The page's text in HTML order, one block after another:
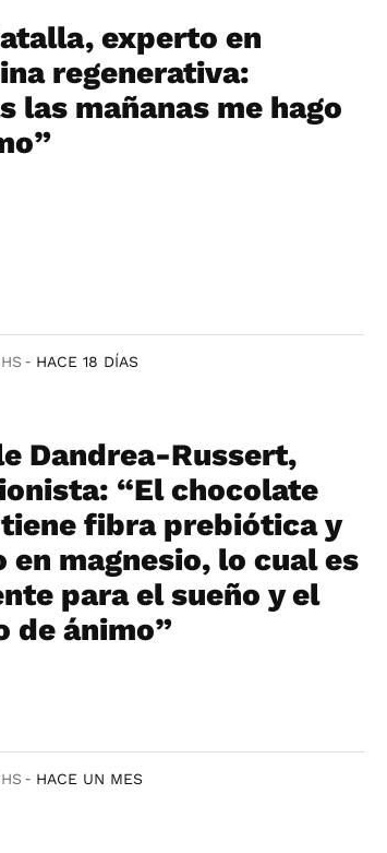
experto en
regenerativa:
las mañanas me hago
HACE 18 DÍAS
Dandrea-Russert,
“El chocolate
fibra prebiótica y
en magnesio, lo cual es
para el sueño y el
de ánimo”
HACE UN MES